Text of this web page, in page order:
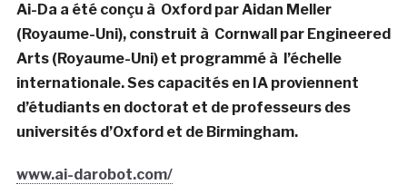
Ai-Da a été conçu à Oxford par Aidan Meller
(Royaume-Uni), construit à Cornwall par Engineered
Arts (Royaume-Uni) et programmé à l’échelle
internationale. Ses capacités en IA proviennent
d’étudiants en doctorat et de professeurs des
universités d’Oxford et de Birmingham.
www.ai-darobot.com/